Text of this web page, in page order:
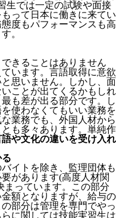
生では一定の試験や面接
って日本に働きに来てい
度もパフォーマンスも高
。
きることはありません
います。言語取得に意欲
思いません。しかし、面
ことが出てくるかもしれ
も差が出る部分です。し
使わなくてもいい業務を
業務でも、外国人材から
も多々あります。単純作
語や文化の違いを受け入れ
イトを除き、 監理団体も
要があります(高度人材関
まっています。この部分
額となりますが、給与の
部分は管理を専門でやっ
に関しては技能実習生は